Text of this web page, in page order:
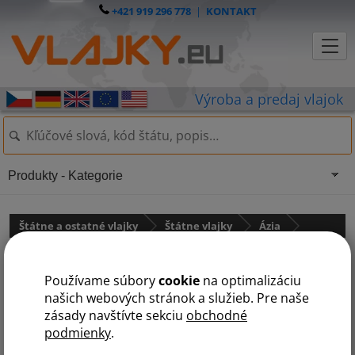
Používame súborycookie na optimalizáciu
našich webových stránok a služieb. Pre naše
zásady navštívte sekciu obchodné
podmienky.
+421 919 296 778| KONTAKT
Štátne a ostatné vlajky Štátne vlajky Ázia
Produkty - Kategorie